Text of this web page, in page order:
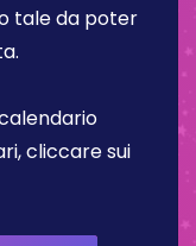
tale da poter
cliccare sui